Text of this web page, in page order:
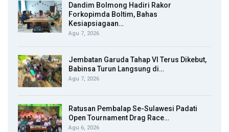
Dandim Bolmong Hadiri Rakor
Forkopimda Boltim, Bahas
Kesiapsiagaan…
Agu 7, 2026
Jembatan Garuda Tahap VI Terus Dikebut,
Babinsa Turun Langsung di…
Agu 7, 2026
Ratusan Pembalap Se-Sulawesi Padati
Open Tournament Drag Race…
Agu 6, 2026